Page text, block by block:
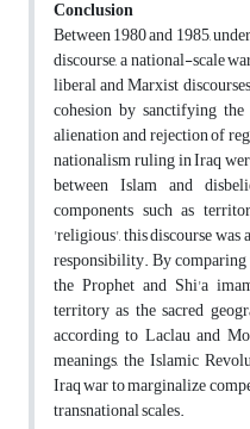
Conclusion
Between 1980 and 1985,
discourse, a national-scale
liberal and Marxist
cohesion by sanctifying
alienation and rejection of
nationalism ruling in Iraq
between Islam and
components such as
'religious', this discourse was
responsibility. By
the Prophet and Shi'a
territory as the sacred
according to Laclau and
meanings, the Islamic
Iraq war to marginalize
transnational scales.